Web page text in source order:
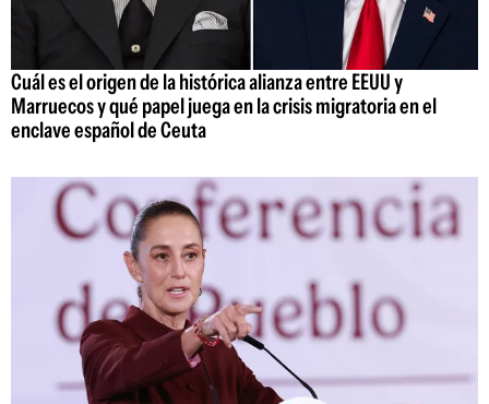
Cuál es el origen de la histórica alianza entre EEUU y
Marruecos y qué papel juega en la crisis migratoria en el
enclave español de Ceuta